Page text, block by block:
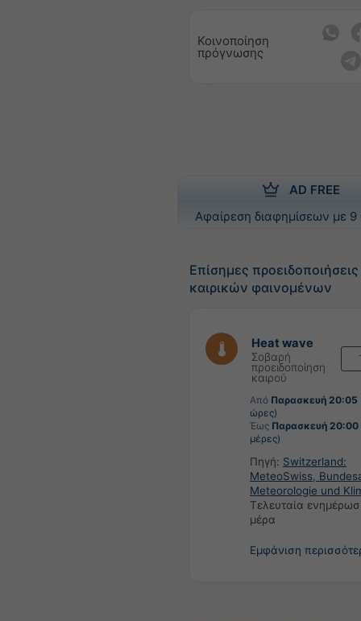
Κοινοποίηση
πρόγνωσης
AD FREE
Αφαίρεση διαφημίσεων με 9
Επίσημες
καιρικών φαινομένων
Heat wave
Σοβαρή
προειδοποίηση
καιρού
Από Παρασκευή 20:05
ώρες)
Έως Παρασκευή 20:00
μέρες)
Πηγή: Switzerland:
MeteoSwiss,
Meteorologie und
Τελευταία
μέρα
Εμφάνιση